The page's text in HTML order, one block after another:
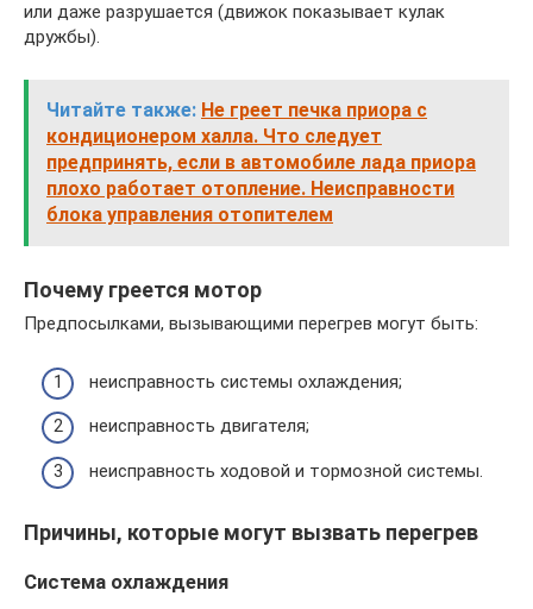
или даже разрушается (движок показывает кулак
дружбы).
Читайте также: Не греет печка приора с
кондиционером халла. Что следует
предпринять, если в автомобиле лада приора
плохо работает отопление. Неисправности
блока управления отопителем
Почему греется мотор
Предпосылками, вызывающими перегрев могут быть:
неисправность системы охлаждения;
неисправность двигателя;
неисправность ходовой и тормозной системы.
Причины, которые могут вызвать перегрев
Система охлаждения